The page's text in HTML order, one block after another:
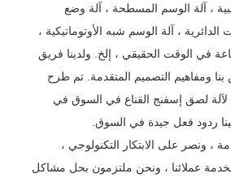
، آلة الوسم المسطحة ، آلة وضع
، آلة الوسم شبه الأوتوماتيكية ،
في الوقت الحقيقي ، إلخ. ولدينا فريق
ومفاهيم التصميم المتقدمة. تم طرح
لآلة لصق إسفنج القناع في السوق في
، ونصر على الابتكار التكنولوجي ،
لخدمة عملائنا ، ونحن ملتزمون بحل مشاكل